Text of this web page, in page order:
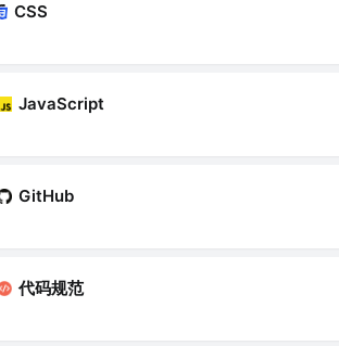
CSS
JavaScript
GitHub
代码规范